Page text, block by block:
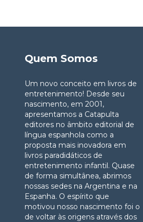
Quem Somos
Um novo conceito em livros de
entretenimento! Desde seu
nascimento, em 2001,
apresentamos a Catapulta
editores no âmbito editorial de
língua espanhola como a
proposta mais inovadora em
livros paradidáticos de
entretenimento infantil. Quase
de forma simultânea, abrimos
nossas sedes na Argentina e na
Espanha. O espírito que
motivou nosso nascimento foi o
de voltar às origens através dos